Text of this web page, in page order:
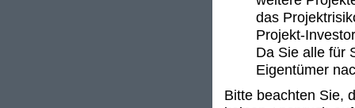
das
Projekt-
Da Sie alle für
Eigentümer
Bitte beachten Sie,